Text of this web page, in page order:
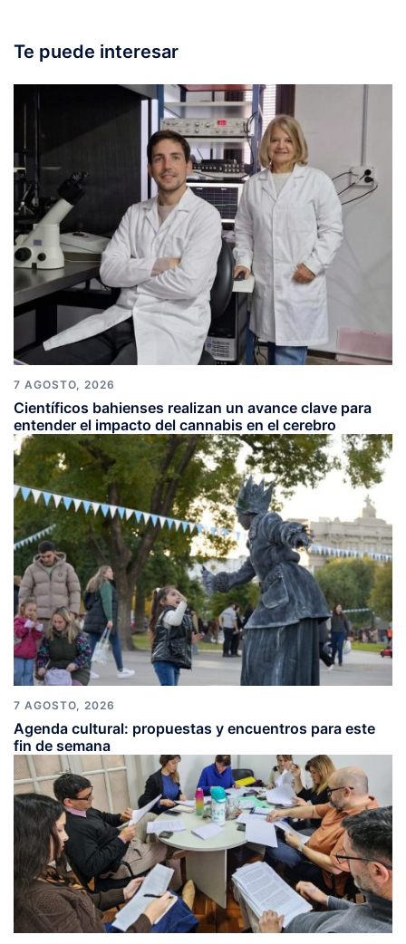
Te puede interesar
7 AGOSTO, 2026
Científicos bahienses realizan un avance clave para
entender el impacto del cannabis en el cerebro
7 AGOSTO, 2026
Agenda cultural: propuestas y encuentros para este
fin de semana